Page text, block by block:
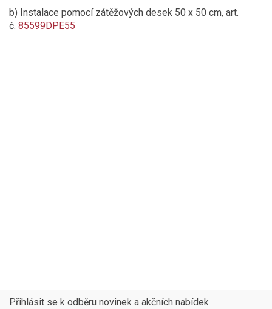
b) Instalace pomocí zátěžových desek 50 x 50 cm, art.
č. 85599DPE55
Přihlásit se k odběru novinek a akčních nabídek